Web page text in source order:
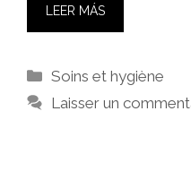
LEER MÁS
Catégories
Soins et hygiène
Laisser un